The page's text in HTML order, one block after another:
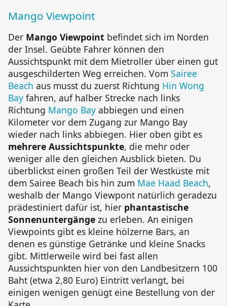
Mango Viewpoint
Der Mango Viewpoint befindet sich im Norden
der Insel. Geübte Fahrer können den
Aussichtspunkt mit dem Mietroller über einen gut
ausgeschilderten Weg erreichen. Vom Sairee
Beach aus musst du zuerst Richtung Hin Wong
Bay fahren, auf halber Strecke nach links
Richtung Mango Bay abbiegen und einen
Kilometer vor dem Zugang zur Mango Bay
wieder nach links abbiegen. Hier oben gibt es
mehrere Aussichtspunkte, die mehr oder
weniger alle den gleichen Ausblick bieten. Du
überblickst einen großen Teil der Westküste mit
dem Sairee Beach bis hin zum Mae Haad Beach,
weshalb der Mango Viewpont natürlich geradezu
prädestiniert dafür ist, hier phantastische
Sonnenuntergänge zu erleben. An einigen
Viewpoints gibt es kleine hölzerne Bars, an
denen es günstige Getränke und kleine Snacks
gibt. Mittlerweile wird bei fast allen
Aussichtspunkten hier von den Landbesitzern 100
Baht (etwa 2,80 Euro) Eintritt verlangt, bei
einigen wenigen genügt eine Bestellung von der